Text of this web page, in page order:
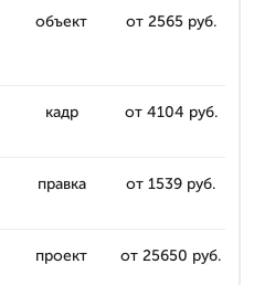
объект от 2565 руб.
кадр от 4104 руб.
правка от 1539 руб.
проект от 25650 руб.